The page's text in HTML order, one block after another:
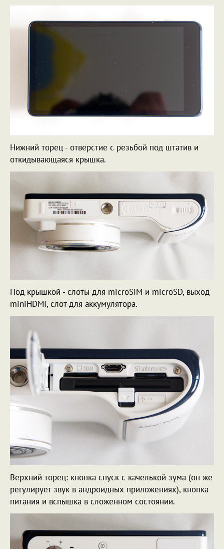
Нижний торец - отверстие с резьбой под штатив и
откидывающаяся крышка.
Под крышкой - слоты для microSIM и microSD, выход
miniHDMI, слот для аккумулятора.
Верхний торец: кнопка спуск с качелькой зума (он же
регулирует звук в андроидных приложениях), кнопка
питания и вспышка в сложенном состоянии.